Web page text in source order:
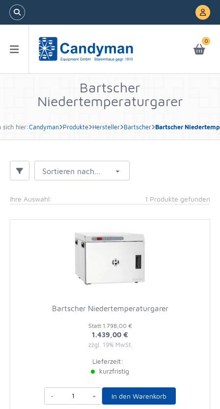
0
Bartscher
Niedertemperaturgarer
sich hier:Candyman Produkte Hersteller Bartscher Bartscher
Sortieren nach...
Ihre Auswahl: 1 Produkte gefunden
Bartscher Niedertemperaturgarer
Statt 1.798,00 €
1.439,00 €
zzgl. 19% MwSt.
Lieferzeit:
kurzfristig
- + In den Warenkorb